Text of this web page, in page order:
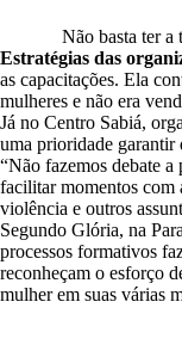
Não basta ter a
Estratégias das
as capacitações. Ela
mulheres e não era
Já no Centro Sabiá,
uma prioridade garantir
“Não fazemos debate
facilitar momentos com
violência e outros
Segundo Glória, na
processos formativos
reconheçam o esforço
mulher em suas várias